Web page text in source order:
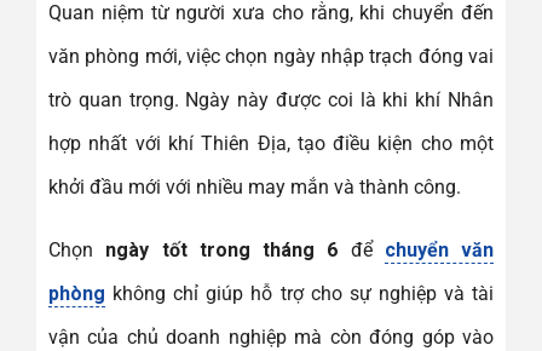
Quan niệm từ người xưa cho rằng, khi chuyển đến
văn phòng mới, việc chọn ngày nhập trạch đóng vai
trò quan trọng. Ngày này được coi là khi khí Nhân
hợp nhất với khí Thiên Địa, tạo điều kiện cho một
khởi đầu mới với nhiều may mắn và thành công.
Chọn ngày tốt trong tháng 6 để chuyển văn
phòng không chỉ giúp hỗ trợ cho sự nghiệp và tài
vận của chủ doanh nghiệp mà còn đóng góp vào